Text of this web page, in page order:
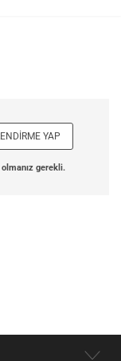
YAP
gerekli.